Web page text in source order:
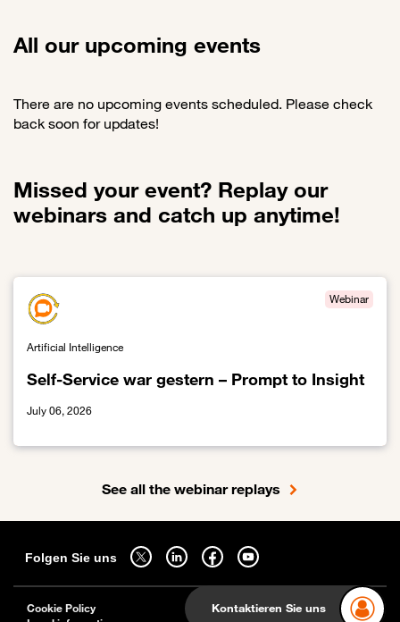
All our upcoming events
There are no upcoming events scheduled. Please check
back soon for updates!
Missed your event? Replay our
webinars and catch up anytime!
Self-Service war gestern – Prompt to Insight
Webinar
Artificial Intelligence
July 06, 2026
See all the webinar replays
Kontaktieren Sie uns
Folgen Sie uns
Folgen Sie uns auf twitter - wird in einem neuen Tab geöffnet
Folgen Sie uns auf linkedin - wird in einem neuen Tab
Folgen Sie uns auf facebook - wird in einem
Folgen Sie uns auf youtube - wird in
Cookie Policy